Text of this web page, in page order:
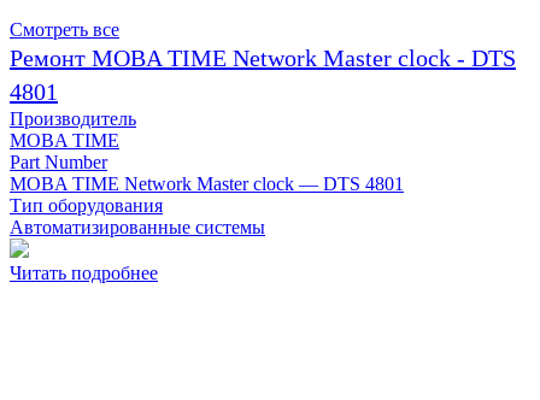
Смотреть все
Ремонт MOBA TIME Network Master clock - DTS
4801
Производитель
MOBA TIME
Part Number
MOBA TIME Network Master clock — DTS 4801
Тип оборудования
Автоматизированные системы
Читать подробнее